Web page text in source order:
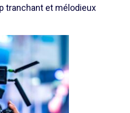
tranchant et mélodieux